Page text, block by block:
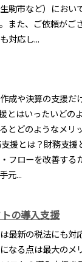
駒市など）におい
また、ご依頼がご
対応し...
成や決算の支援だ
とはいったいどの
とどのようなメリ
援とは？財務支援
フローを改善する
元...
の導入支援
最新の税法にも対
なる点は最大のメ